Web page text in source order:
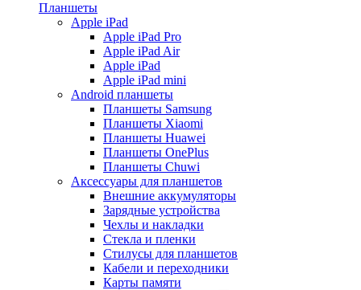
Планшеты
Apple iPad
Apple iPad Pro
Apple iPad Air
Apple iPad
Apple iPad mini
Android планшеты
Планшеты Samsung
Планшеты Xiaomi
Планшеты Huawei
Планшеты OnePlus
Планшеты Chuwi
Аксессуары для планшетов
Внешние аккумуляторы
Зарядные устройства
Чехлы и накладки
Стекла и пленки
Стилусы для планшетов
Кабели и переходники
Карты памяти